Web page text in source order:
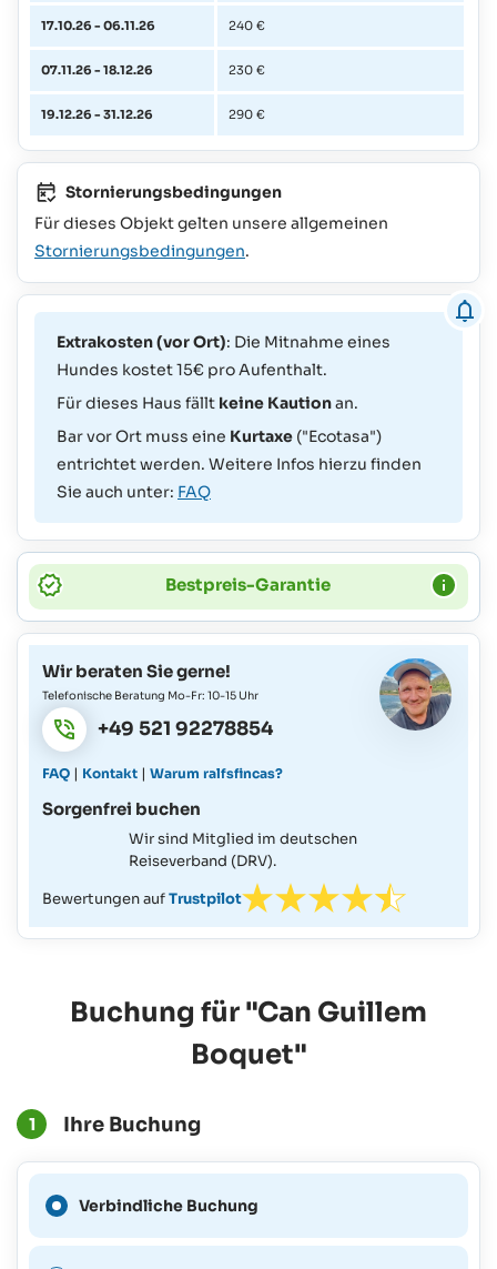
17.10.26 - 06.11.26 240 €
07.11.26 - 18.12.26 230 €
19.12.26 - 31.12.26 290 €
Stornierungsbedingungen
Für dieses Objekt gelten unsere allgemeinen
Stornierungsbedingungen.
Extrakosten (vor Ort): Die Mitnahme eines
Hundes kostet 15€ pro Aufenthalt.
Für dieses Haus fällt keine Kautionan.
Bar vor Ort muss eine Kurtaxe ("Ecotasa")
entrichtet werden. Weitere Infos hierzu finden
Sie auch unter: FAQ
Bestpreis-Garantie
Wir beraten Sie gerne!
Telefonische Beratung Mo-Fr: 10-15 Uhr
+49 521 92278854
FAQ | Kontakt | Warum ralfsfincas?
Sorgenfrei buchen
Wir sind Mitglied im deutschen
Reiseverband (DRV).
Bewertungen aufTrustpilot
Buchung für "Can Guillem
Boquet"
1 Ihre Buchung
Verbindliche Buchungist für diesen Zeitraum nicht